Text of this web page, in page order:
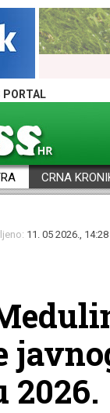
PORTAL
CRNA
11. 05 2026., 14:28
2026.